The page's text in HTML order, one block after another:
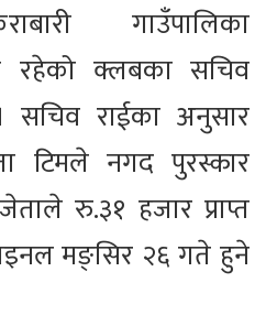
गाउँपालिका
रहेको क्लबका सचिव
राईका अनुसार
टिमले नगद पुरस्कार
रु.३१ हजार प्राप्त
मङ्सिर २६ गते हुने